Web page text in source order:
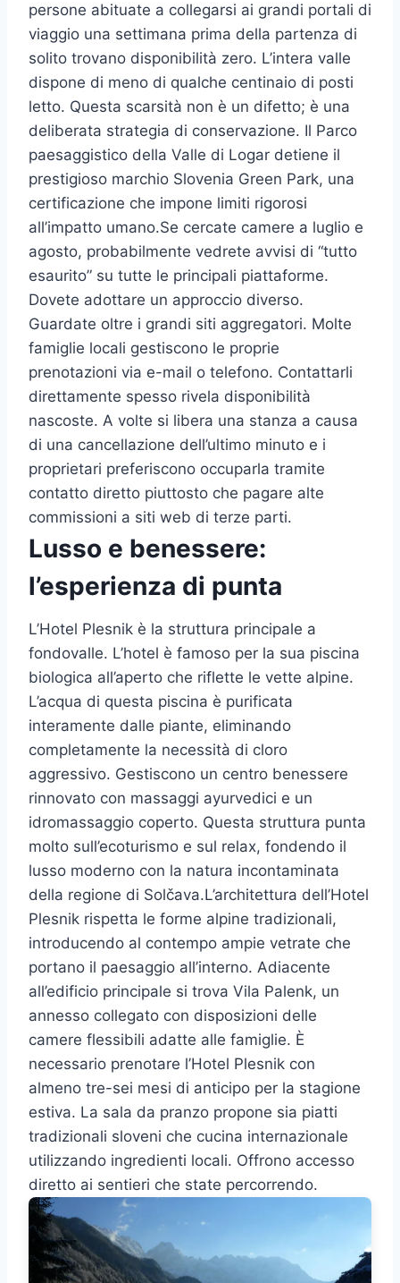
persone abituate a collegarsi ai grandi portali di
viaggio una settimana prima della partenza di
solito trovano disponibilità zero. L’intera valle
dispone di meno di qualche centinaio di posti
letto. Questa scarsità non è un difetto; è una
deliberata strategia di conservazione. Il Parco
paesaggistico della Valle di Logar detiene il
prestigioso marchio Slovenia Green Park, una
certificazione che impone limiti rigorosi
all’impatto umano.Se cercate camere a luglio e
agosto, probabilmente vedrete avvisi di “tutto
esaurito” su tutte le principali piattaforme.
Dovete adottare un approccio diverso.
Guardate oltre i grandi siti aggregatori. Molte
famiglie locali gestiscono le proprie
prenotazioni via e-mail o telefono. Contattarli
direttamente spesso rivela disponibilità
nascoste. A volte si libera una stanza a causa
di una cancellazione dell’ultimo minuto e i
proprietari preferiscono occuparla tramite
contatto diretto piuttosto che pagare alte
commissioni a siti web di terze parti.
Lusso e benessere:
l’esperienza di punta
L’Hotel Plesnik è la struttura principale a
fondovalle. L’hotel è famoso per la sua piscina
biologica all’aperto che riflette le vette alpine.
L’acqua di questa piscina è purificata
interamente dalle piante, eliminando
completamente la necessità di cloro
aggressivo. Gestiscono un centro benessere
rinnovato con massaggi ayurvedici e un
idromassaggio coperto. Questa struttura punta
molto sull’ecoturismo e sul relax, fondendo il
lusso moderno con la natura incontaminata
della regione di Solčava.L’architettura dell’Hotel
Plesnik rispetta le forme alpine tradizionali,
introducendo al contempo ampie vetrate che
portano il paesaggio all’interno. Adiacente
all’edificio principale si trova Vila Palenk, un
annesso collegato con disposizioni delle
camere flessibili adatte alle famiglie. È
necessario prenotare l’Hotel Plesnik con
almeno tre-sei mesi di anticipo per la stagione
estiva. La sala da pranzo propone sia piatti
tradizionali sloveni che cucina internazionale
utilizzando ingredienti locali. Offrono accesso
diretto ai sentieri che state percorrendo.